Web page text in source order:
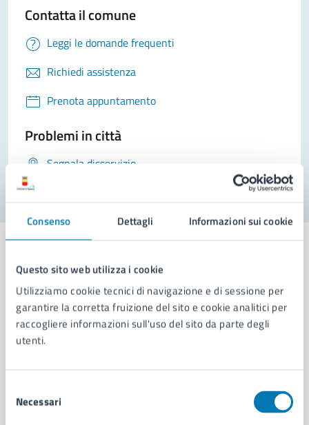
Consenso Dettagli Informazioni sui cookie
Questo sito web utilizza i cookie
Utilizziamo cookie tecnici di navigazione e di sessione per
garantire la corretta fruizione del sito e cookie analitici per
raccogliere informazioni sull'uso del sito da parte degli
utenti.
delNecessari
Contatta il comune
Leggi le domande frequenti
Richiedi assistenza
Prenota appuntamento
Problemi in città
Segnala disservizio
Comune di Napoli
AMMINISTRAZIONE
Municipalità
Uffici